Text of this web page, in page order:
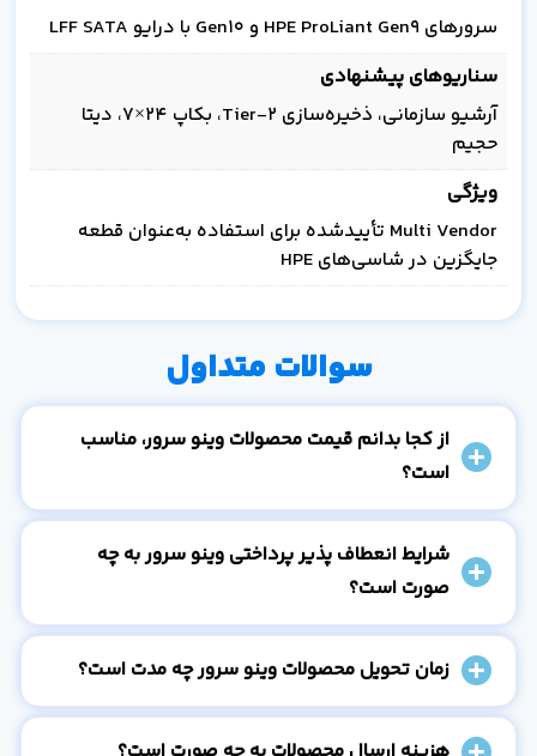
سرورهای HPE ProLiant Gen9 و Gen10 با درایو LFF SATA
سناریوهای پیشنهادی
آرشیو سازمانی، ذخیره‌سازی Tier-2، بکاپ 24×7، دیتا
حجیم
ویژگی
Multi Vendor تأییدشده برای استفاده به‌عنوان قطعه
جایگزین در شاسی‌های HPE
سوالات متداول
از کجا بدانم قیمت محصولات وینو سرور، مناسب
است؟
شرایط انعطاف پذیر پرداختی وینو سرور به چه
صورت است؟
زمان تحویل محصولات وینو سرور چه مدت است؟